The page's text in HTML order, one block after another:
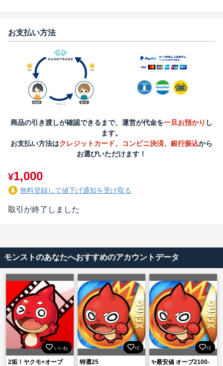
お支払い方法
商品の引き渡しが確認できるまで、運営が代金を一旦お預かり し
ます。
お支払い方法はクレジットカード、 コンビニ決済、 銀行振込から
お選びいただけます！
¥1,000
無料登録して値下げ通知を受け取る
取引が終了しました
モンストのあなたへおすすめのアカウントデータ
いいね
2垢！ヤクモ+オーブ
×2
特選25
×2
✨最安値 オーブ2100-